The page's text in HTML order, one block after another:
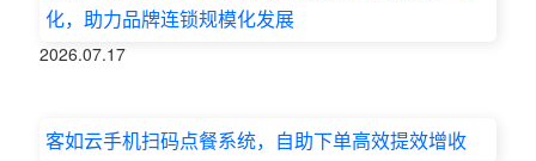
化，助力品牌连锁规模化发展
2026.07.17
客如云手机扫码点餐系统，自助下单高效提效增收